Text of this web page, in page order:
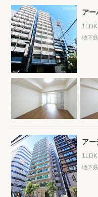
高級賃貸物件トピック
プライバシーポリシー
商標について
アー
1LDK
地下
アー
1LDK
地下